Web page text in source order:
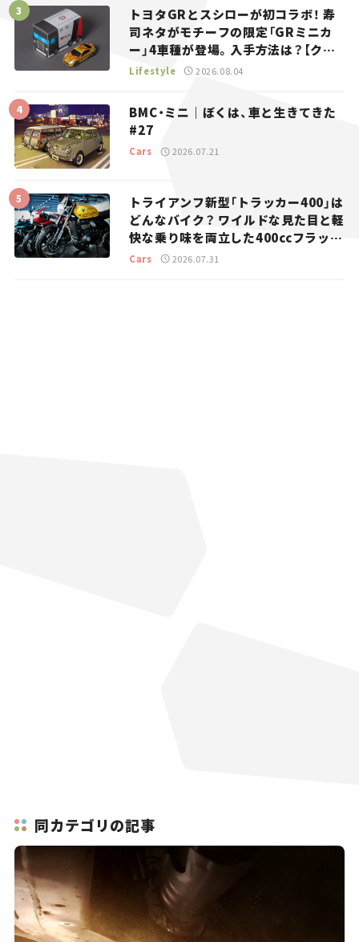
トヨタGRとスシローが初コラボ！ 寿
司ネタがモチーフの限定「GRミニカ
ー」4車種が登場。入手方法は？【クル
マとホビー】
Lifestyle 2026.08.04
BMC・ミニ｜ぼくは、車と生きてきた
#27
Cars 2026.07.21
トライアンフ新型「トラッカー400」は
どんなバイク？ ワイルドな見た目と軽
快な乗り味を両立した400ccフラット
トラッカー【試乗レビュー】
Cars 2026.07.31
同カテゴリの記事